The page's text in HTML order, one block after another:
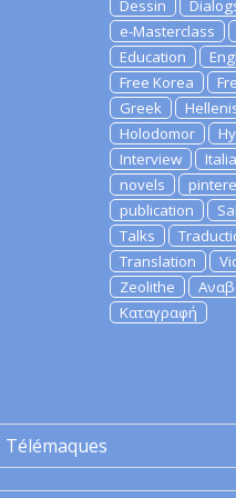
Dessin
e-Masterclass
Education
Free Korea
Greek
Holodomor
Interview
novels
publication
Talks
Translation
Zeolithe
Καταγραφή
Télémaques